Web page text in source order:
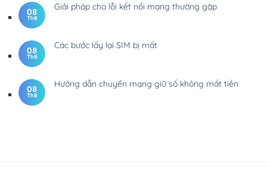
08
Th8
Giải pháp cho lỗi kết nối mạng thường gặp
08
Th8
Các bước lấy lại SIM bị mất
08
Th8
Hướng dẫn chuyển mạng giữ số không mất tiền